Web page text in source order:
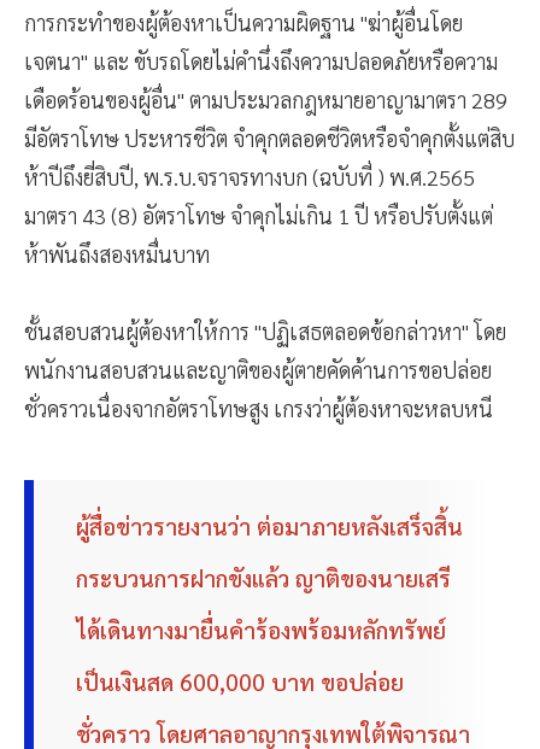
การกระทำของผู้ต้องหาเป็นความผิดฐาน "ฆ่าผู้อื่นโดย
เจตนา" และ ขับรถโดยไม่คำนึ่งถึงความปลอดภัยหรือความ
เดือดร้อนของผู้อื่น" ตามประมวลกฎหมายอาญามาตรา 289
มีอัตราโทษ ประหารชีวิต จำคุกตลอดชีวิตหรือจำคุกตั้งแต่สิบ
ห้าปีถึงยี่สิบปี, พ.ร.บ.จราจรทางบก (ฉบับที่ ) พ.ศ.2565
มาตรา 43 (8) อัตราโทษ จำคุกไม่เกิน 1 ปี หรือปรับตั้งแต่
ห้าพันถึงสองหมื่นบาท
ชั้นสอบสวนผู้ต้องหาให้การ "ปฏิเสธตลอดข้อกล่าวหา" โดย
พนักงานสอบสวนและญาติของผู้ตายคัดค้านการขอปล่อย
ชั่วคราวเนื่องจากอัตราโทษสูง เกรงว่าผู้ต้องหาจะหลบหนี
ผู้สื่อข่าวรายงานว่า ต่อมาภายหลังเสร็จสิ้น
กระบวนการฝากขังแล้ว ญาติของนายเสรี
ได้เดินทางมายื่นคำร้องพร้อมหลักทรัพย์
เป็นเงินสด 600,000 บาท ขอปล่อย
ชั่วคราว โดยศาลอาญากรุงเทพใต้พิจารณา